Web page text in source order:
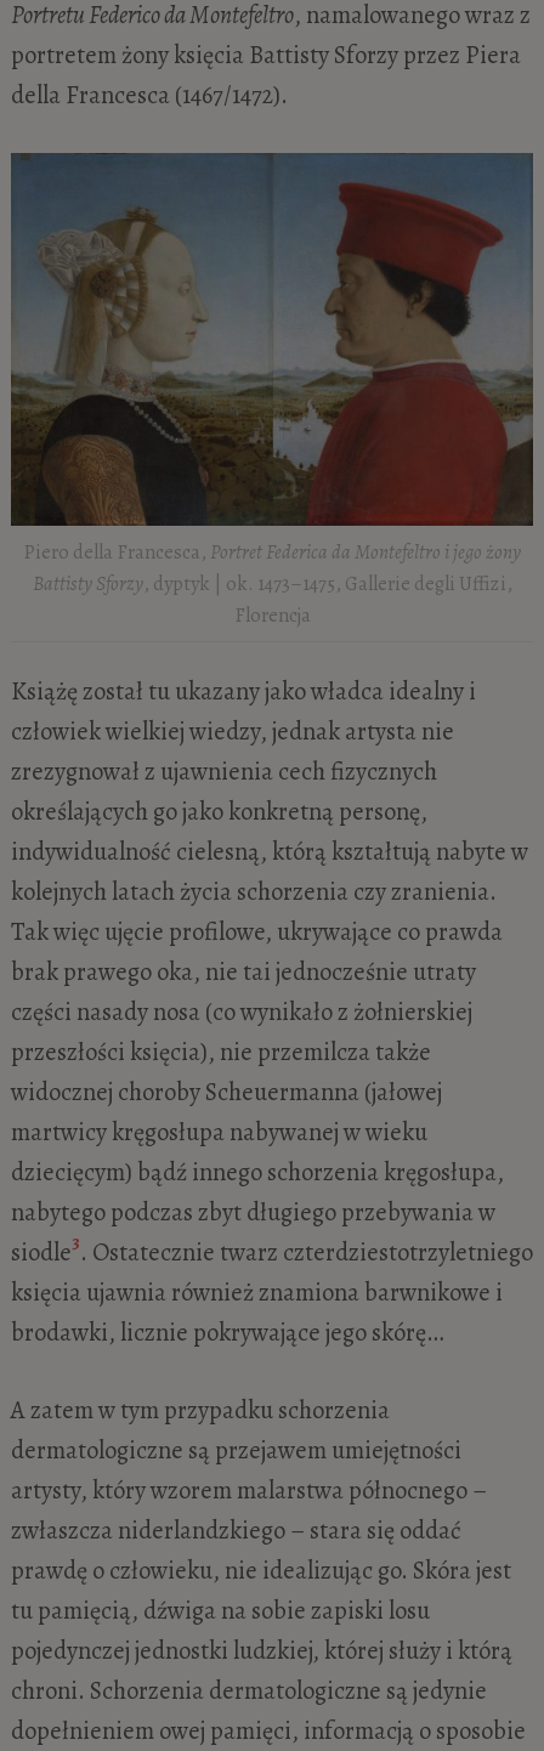
Portretu Federico da Montefeltro, namalowanego wraz z
portretem żony księcia Battisty Sforzy przez Piera
della Francesca (1467/1472).
Piero della Francesca, Portret Federica da Montefeltro i jego żony
Battisty Sforzy, dyptyk | ok. 1473–1475, Gallerie degli Uffizi,
Florencja
Książę został tu ukazany jako władca idealny i
człowiek wielkiej wiedzy, jednak artysta nie
zrezygnował z ujawnienia cech fizycznych
określających go jako konkretną personę,
indywidualność cielesną, którą kształtują nabyte w
kolejnych latach życia schorzenia czy zranienia.
Tak więc ujęcie profilowe, ukrywające co prawda
brak prawego oka, nie tai jednocześnie utraty
części nasady nosa (co wynikało z żołnierskiej
przeszłości księcia), nie przemilcza także
widocznej choroby Scheuermanna (jałowej
martwicy kręgosłupa nabywanej w wieku
dziecięcym) bądź innego schorzenia kręgosłupa,
nabytego podczas zbyt długiego przebywania w
siodle3. Ostatecznie twarz czterdziestotrzyletniego
księcia ujawnia również znamiona barwnikowe i
brodawki, licznie pokrywające jego skórę…
A zatem w tym przypadku schorzenia
dermatologiczne są przejawem umiejętności
artysty, który wzorem malarstwa północnego –
zwłaszcza niderlandzkiego – stara się oddać
prawdę o człowieku, nie idealizując go. Skóra jest
tu pamięcią, dźwiga na sobie zapiski losu
pojedynczej jednostki ludzkiej, której służy i którą
chroni. Schorzenia dermatologiczne są jedynie
dopełnieniem owej pamięci, informacją o sposobie